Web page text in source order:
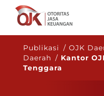
Tentang OJK
Fungsi Utama
Publikasi / OJK
Daerah / Kantor
Tenggara